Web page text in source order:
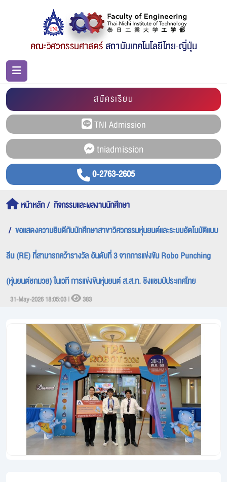
0-2763-2605
สมัครเรียน
หน้าหลัก
กิจกรรมและผลงานนักศึกษา
ขอแสดงความยินดีกับนักศึกษาสาขาวิศวกรรมหุ่นยนต์และระบบอัตโนมัติแบบ
ลีน (RE) ที่สามารถคว้ารางวัล อันดับที่ 3 จากการแข่งขัน Robo Punching
(หุ่นยนต์ชกมวย) ในเวที การแข่งขันหุ่นยนต์ ส.ส.ท. ชิงแชมป์ประเทศไทย
31-May-2026 18:05:03 | 383